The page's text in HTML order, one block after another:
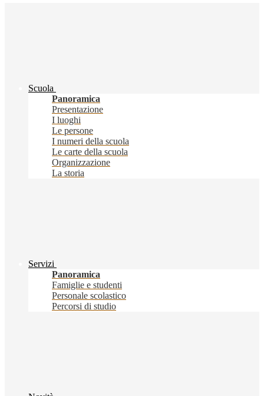
Scuola
Panoramica
Presentazione
I luoghi
Le persone
I numeri della scuola
Le carte della scuola
Organizzazione
La storia
Servizi
Panoramica
Famiglie e studenti
Personale scolastico
Percorsi di studio